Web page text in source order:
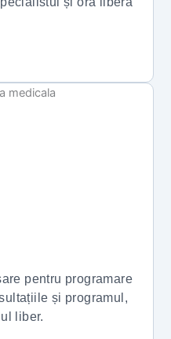
pentru programare
și programul,
liber.